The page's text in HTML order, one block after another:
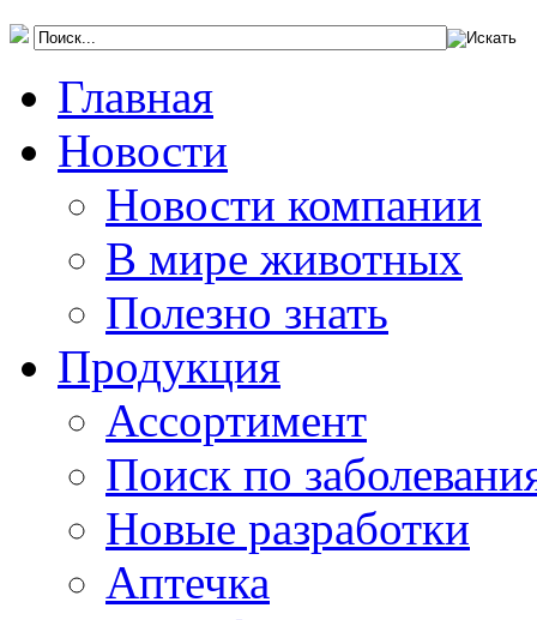
Главная
Новости
Новости компании
В мире животных
Полезно знать
Продукция
Ассортимент
Поиск по
Новые разработки
Аптечка